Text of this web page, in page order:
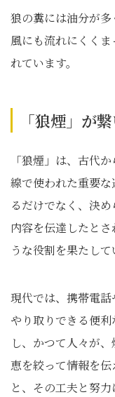
狼の糞には油分が多
風にも流れにくく
れています。
「狼煙」が
「狼煙」は、古代
線で使われた重要
るだけでなく、決
内容を伝達したと
うな役割を果たして
現代では、携帯電
やり取りできる便
し、かつて人々が
恵を絞って情報を
と、その工夫と努力